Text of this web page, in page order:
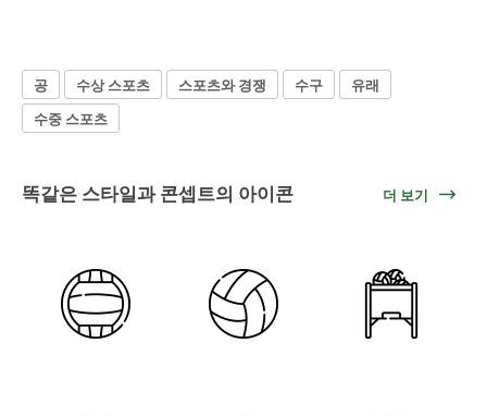
공 수상 스포츠 스포츠와 경쟁 수구
유래
수중 스포츠
똑같은 스타일과 콘셉트의 아이콘 더 보기